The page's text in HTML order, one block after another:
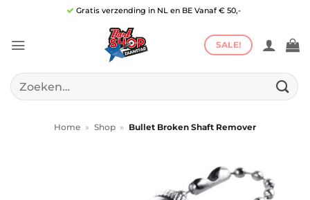
inhoud
Gratis verzending in NL en BE Vanaf € 50,-
SALE!
Zoeken
naar:
Home » Shop » Bullet Broken Shaft Remover